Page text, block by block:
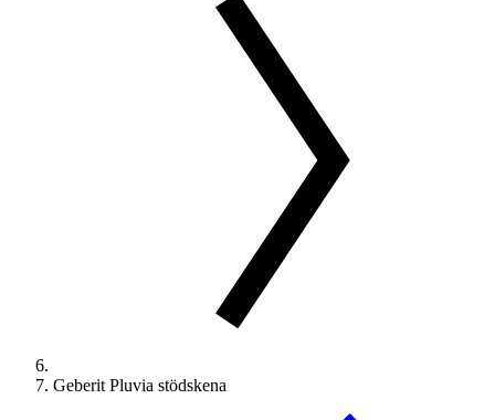
Geberit Pluvia stödskena